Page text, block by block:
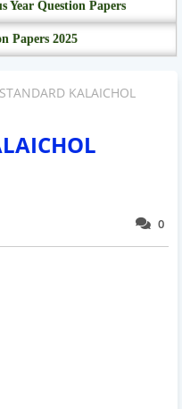
Year Question Papers
Papers 2025
KALAICHOL
0